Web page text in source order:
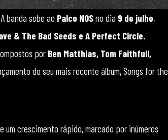
A banda sobe ao Palco NOSno dia 9 de julho,
& The Bad Seeds e A Perfect Circle.
por Ben Matthias, Tom Faithfull,
do seu mais recente álbum, Songs for the
um crescimento rápido, marcado por inúmeros